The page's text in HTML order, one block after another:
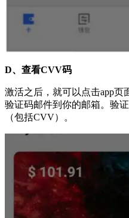
D、查看CVV码
激活之后，就可以点击app
验证码邮件到你的邮箱。验
（包括CVV）。